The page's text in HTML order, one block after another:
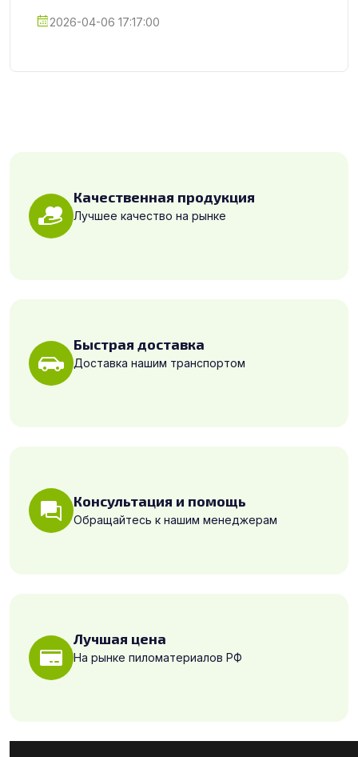
2026-04-06 17:17:00
Качественная продукция
Лучшее качество на рынке
Быстрая доставка
Доставка нашим транспортом
Консультация и помощь
Обращайтесь к нашим менеджерам
Лучшая цена
На рынке пиломатериалов РФ